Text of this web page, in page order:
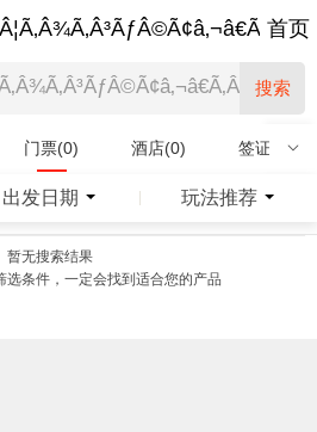
首页
搜索
门票(0) 酒店(0) 签证(0)
出发日期 玩法推荐
暂无搜索结果
选条件，一定会找到适合您的产品